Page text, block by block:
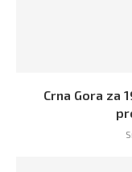
Crna Gora za